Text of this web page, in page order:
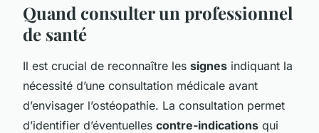
Quand consulter un professionnel
de santé
Il est crucial de reconnaître les signes indiquant la
nécessité d’une consultation médicale avant
d’envisager l’ostéopathie. La consultation permet
d’identifier d’éventuelles contre-indications qui